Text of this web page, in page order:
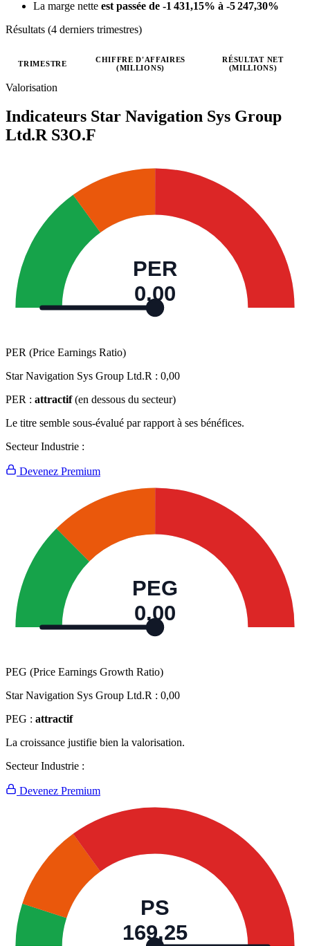
La marge nette est passée de -1 431,15% à -5 247,30%
Résultats (4 derniers trimestres)
Valeurs trimestrielles en millions (euro)
TRIMESTRE
CHIFFRE D'AFFAIRES
(MILLIONS)
RÉSULTAT NET
(MILLIONS)
Valorisation
Indicateurs Star Navigation Sys Group
Ltd.R S3O.F
PER
0,00
PER (Price Earnings Ratio)
Star Navigation Sys Group Ltd.R : 0,00
PER : attractif (en dessous du secteur)
Le titre semble sous-évalué par rapport à ses bénéfices.
Secteur Industrie :
Devenez Premium
PEG
0,00
PEG (Price Earnings Growth Ratio)
Star Navigation Sys Group Ltd.R : 0,00
PEG : attractif
La croissance justifie bien la valorisation.
Secteur Industrie :
Devenez Premium
PS
169,25